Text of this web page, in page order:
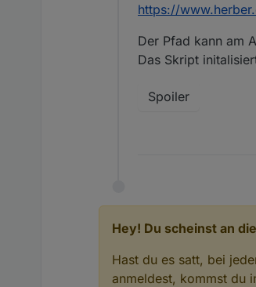
https://
Der Pfad kann am
Das Skript
Spoiler
Hey! Du scheinst an
Hast du es satt, bei
anmeldest, kommst du